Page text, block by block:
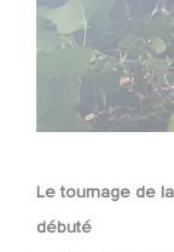
Le tournage de
débuté